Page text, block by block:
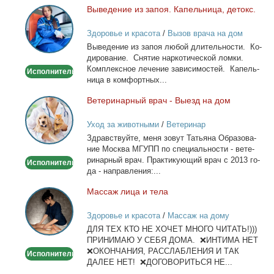
Выведение
из
запоя.
Капельница,
Исполнитель
Вы­ве­де­ние из за­поя. Ка­пель­ни­ца, де­токс.
Здоровье и красота/ Вызов врача на дом
Вы­ве­де­ние из за­поя лю­бой дли­тель­но­сти. Ко­
ди­ро­ва­ние. Сня­тие нар­ко­ти­че­ской лом­ки.
Ком­плекс­ное ле­че­ние за­ви­си­мо­стей. Ка­пель­
ни­ца в ком­форт­ных...
Ветеринарный
врач
-
Выезд
дом
Исполнитель
Ве­те­ри­нар­ный врач - Вы­езд на дом
Уход за животными/ Ветеринар
Здрав­ствуй­те, ме­ня зо­вут Та­тья­на Об­ра­зо­ва­
ние Москва МГУПП по спе­ци­аль­но­сти - ве­те­
ри­нар­ный врач. Прак­ти­ку­ю­щий врач с 2013 го­
да - на­прав­ле­ния:...
Массаж
лица
и
тела
Исполнитель
Мас­саж ли­ца и те­ла
Здоровье и красота/ Массаж на дому
ДЛЯ ТЕХ КТО НЕ ХОЧЕТ МНОГО ЧИТАТЬ!)))
ПРИНИМАЮ У СЕБЯ ДОМА. ❌ИНТИМА НЕТ
❌ОКОНЧАНИЯ, РАССЛАБЛЕНИЯ И ТАК
ДАЛЕЕ НЕТ! ❌ДОГОВОРИТЬСЯ НЕ...